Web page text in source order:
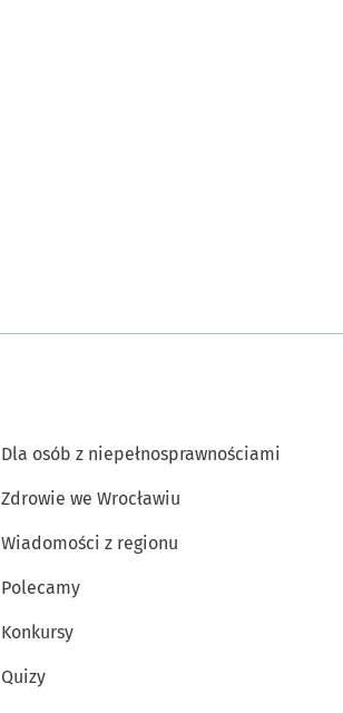
Dla osób z niepełnosprawnościami
Zdrowie we Wrocławiu
Wiadomości z regionu
Polecamy
Konkursy
Quizy